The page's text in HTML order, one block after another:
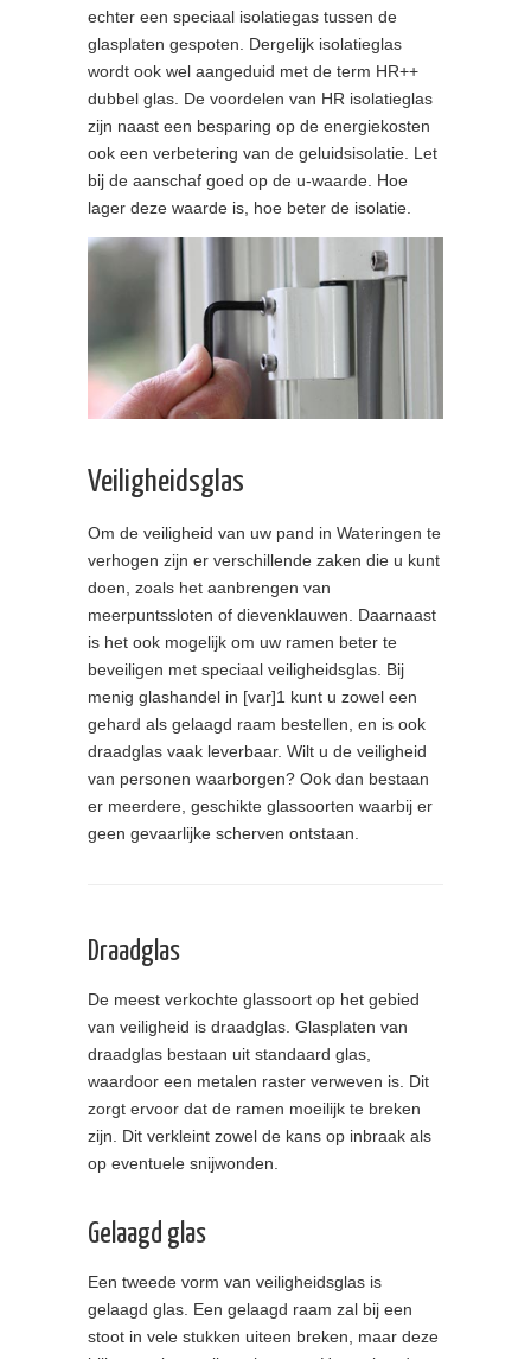
echter een speciaal isolatiegas tussen de
glasplaten gespoten. Dergelijk isolatieglas
wordt ook wel aangeduid met de term HR++
dubbel glas. De voordelen van HR isolatieglas
zijn naast een besparing op de energiekosten
ook een verbetering van de geluidsisolatie. Let
bij de aanschaf goed op de u-waarde. Hoe
lager deze waarde is, hoe beter de isolatie.
Veiligheidsglas
Om de veiligheid van uw pand in Wateringen te
verhogen zijn er verschillende zaken die u kunt
doen, zoals het aanbrengen van
meerpuntssloten of dievenklauwen. Daarnaast
is het ook mogelijk om uw ramen beter te
beveiligen met speciaal veiligheidsglas. Bij
menig glashandel in [var]1 kunt u zowel een
gehard als gelaagd raam bestellen, en is ook
draadglas vaak leverbaar. Wilt u de veiligheid
van personen waarborgen? Ook dan bestaan
er meerdere, geschikte glassoorten waarbij er
geen gevaarlijke scherven ontstaan.
Draadglas
De meest verkochte glassoort op het gebied
van veiligheid is draadglas. Glasplaten van
draadglas bestaan uit standaard glas,
waardoor een metalen raster verweven is. Dit
zorgt ervoor dat de ramen moeilijk te breken
zijn. Dit verkleint zowel de kans op inbraak als
op eventuele snijwonden.
Gelaagd glas
Een tweede vorm van veiligheidsglas is
gelaagd glas. Een gelaagd raam zal bij een
stoot in vele stukken uiteen breken, maar deze